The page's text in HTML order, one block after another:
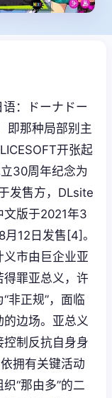
：ドーナドー
即那种局部别主
开张起
30周年纪念为
发售方，DLsite
文版于2021年3
12日发售[4]。
义市由巨企业亚
得罪亚总义，许
非正规”，面临
边场。亚总义
制反抗自身身
拥有关键活动
“那由多”的二